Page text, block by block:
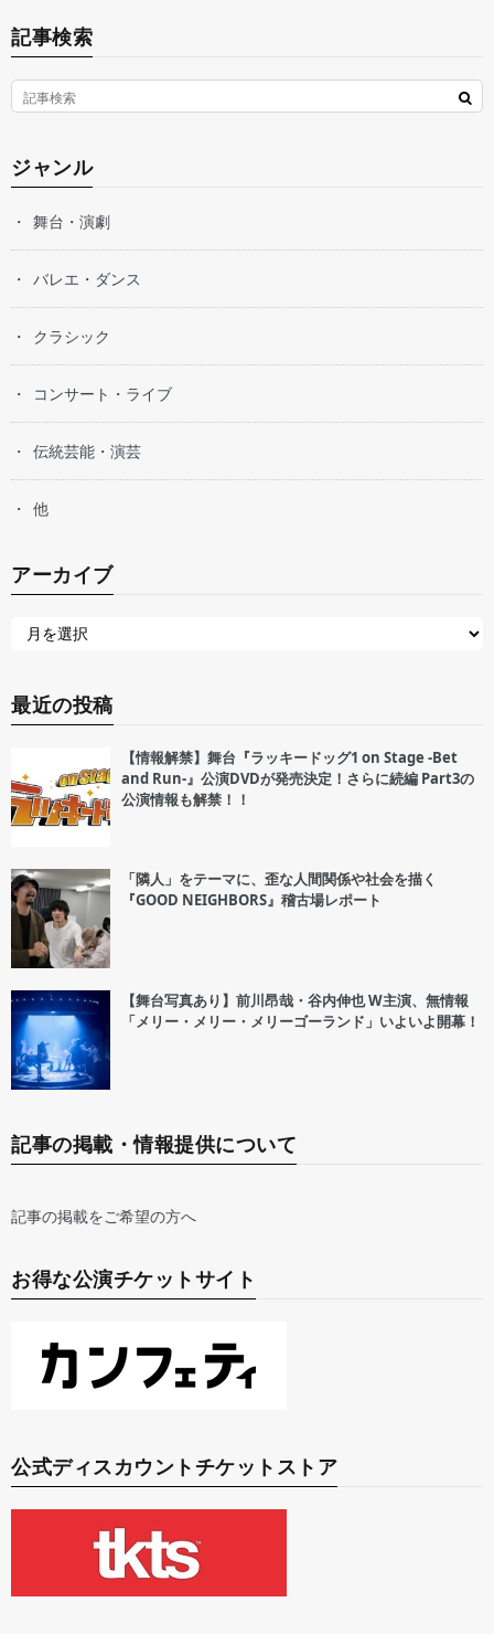
記事検索
ジャンル
舞台・演劇
バレエ・ダンス
クラシック
コンサート・ライブ
伝統芸能・演芸
他
アーカイブ
最近の投稿
【情報解禁】舞台『ラッキードッグ1 on Stage -Bet
and Run-』公演DVDが発売決定！さらに続編 Part3の
公演情報も解禁！！
「隣人」をテーマに、歪な人間関係や社会を描く
『GOOD NEIGHBORS』稽古場レポート
【舞台写真あり】前川昂哉・谷内伸也 W主演、無情報
「メリー・メリー・メリーゴーランド」いよいよ開幕！
記事の掲載・情報提供について
記事の掲載をご希望の方へ
お得な公演チケットサイト
公式ディスカウントチケットストア